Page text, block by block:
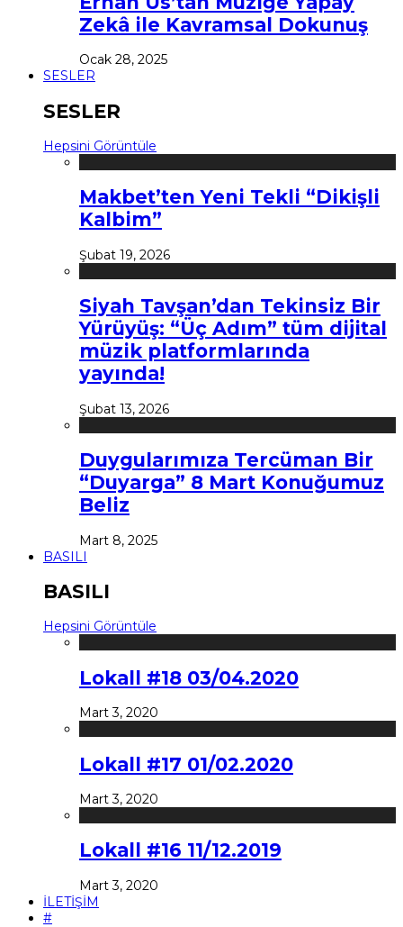
Zekâ ile Kavramsal Dokunuş
Ocak 28, 2025
SESLER
SESLER
Hepsini Görüntüle
Makbet’ten Yeni Tekli “Dikişli
Kalbim”
Şubat 19, 2026
Siyah Tavşan’dan Tekinsiz Bir
Yürüyüş: “Üç Adım” tüm dijital
müzik platformlarında
yayında!
Şubat 13, 2026
Duygularımıza Tercüman Bir
“Duyarga” 8 Mart Konuğumuz
Beliz
Mart 8, 2025
BASILI
BASILI
Hepsini Görüntüle
Lokall #18 03/04.2020
Mart 3, 2020
Lokall #17 01/02.2020
Mart 3, 2020
Lokall #16 11/12.2019
Mart 3, 2020
İLETİŞİM
#